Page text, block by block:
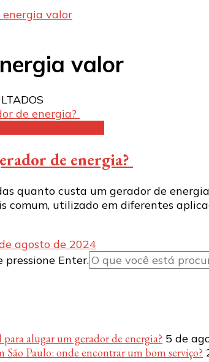
valor
valor
de energia?
quanto custa um gerador de
comum, utilizado em diferentes
agosto de 2024
pressione Enter.
alugar um gerador de energia? 5 de
São Paulo: onde encontrar um bom serviço?